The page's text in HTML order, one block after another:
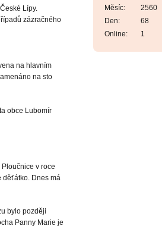
Lípy.
zázračného
na hlavním
na sto
obce Lubomír
v roce
děťátko. Dnes má
bylo později
Panny Marie je
Online: 1
Měsíc:
2560
Den:
68